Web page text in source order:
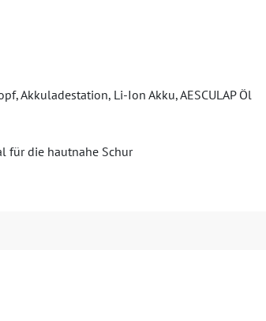
Akkuladestation, Li-Ion Akku, AESCULAP Öl
für die hautnahe Schur